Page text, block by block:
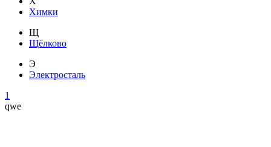
Химки
Щ
Щёлково
Э
Электросталь
1
qwe